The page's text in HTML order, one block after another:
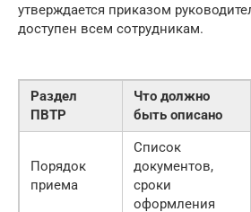
утверждается приказом
доступен всем сотрудникам.
Раздел
ПВТР
Что должно
быть описано
Порядок
приема
Список
документов,
сроки
оформления